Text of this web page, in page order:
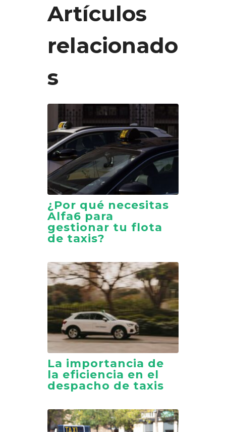
Artículos
relacionado
s
¿Por qué necesitas
Alfa6 para
gestionar tu flota
de taxis?
La importancia de
la eficiencia en el
despacho de taxis